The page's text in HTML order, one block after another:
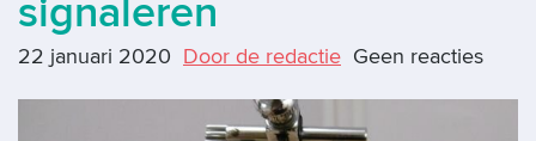
signaleren
22 januari 2020 Door de redactie Geen reacties